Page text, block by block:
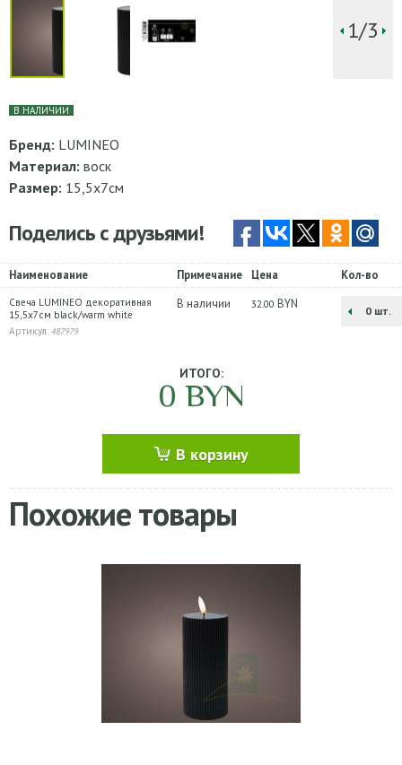
1/3
В НАЛИЧИИ
Бренд: LUMINEO
Материал: воск
Размер: 15,5х7см
Поделись с друзьями!
Наименование Примечание Цена Кол-во
Свеча LUMINEO декоративная
15,5х7см black/warm white
Артикул: 487979
В наличии 32.00 BYN
шт.
ИТОГО:
0 BYN
В корзину
Похожие товары